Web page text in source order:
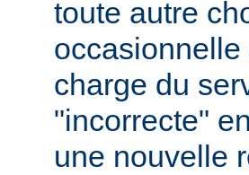
toute autre
charge du
"incorrecte"
une nouvelle